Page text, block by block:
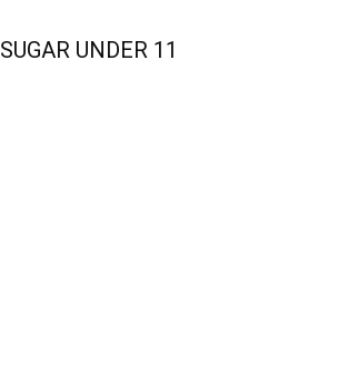
SUGAR UNDER 11